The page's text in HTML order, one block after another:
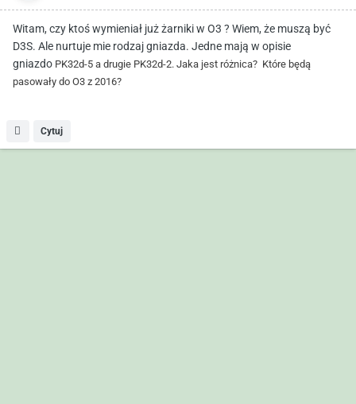
Witam, czy ktoś wymieniał już żarniki w O3 ? Wiem, że muszą być
D3S. Ale nurtuje mie rodzaj gniazda. Jedne mają w opisie
gniazdo PK32d-5 a drugie PK32d-2. Jaka jest różnica? Które będą
pasowały do O3 z 2016?
Cytuj